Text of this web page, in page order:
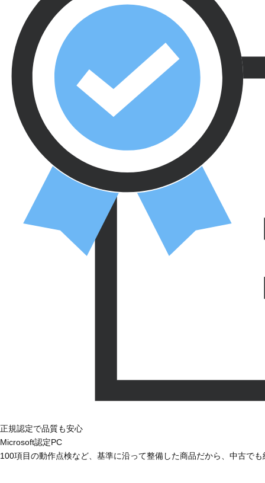
正規認定で品質も安心
Microsoft認定PC
100項目の動作点検など、基準に沿って整備した商品だから、中古で